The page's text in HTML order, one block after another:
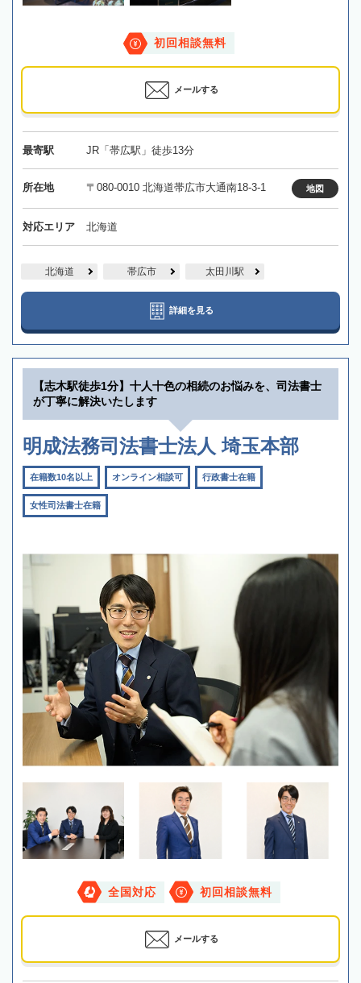
初回相談無料
メールする
最寄駅 JR「帯広駅」徒歩13分
所在地 〒080-0010 北海道帯広市大通南18-3-1 地図
対応エリア 北海道
北海道 帯広市 太田川駅
詳細を見る
【志木駅徒歩1分】十人十色の相続のお悩みを、司法書士
が丁寧に解決いたします
明成法務司法書士法人 埼玉本部
在籍数10名以上 オンライン相談可 行政書士在籍
女性司法書士在籍
全国対応 初回相談無料
メールする